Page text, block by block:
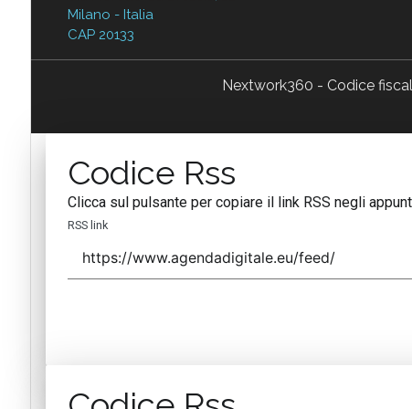
Milano - Italia
CAP 20133
Nextwork360 - Codice
Codice Rss
Clicca sul pulsante per copiare il link RSS negli
RSS link